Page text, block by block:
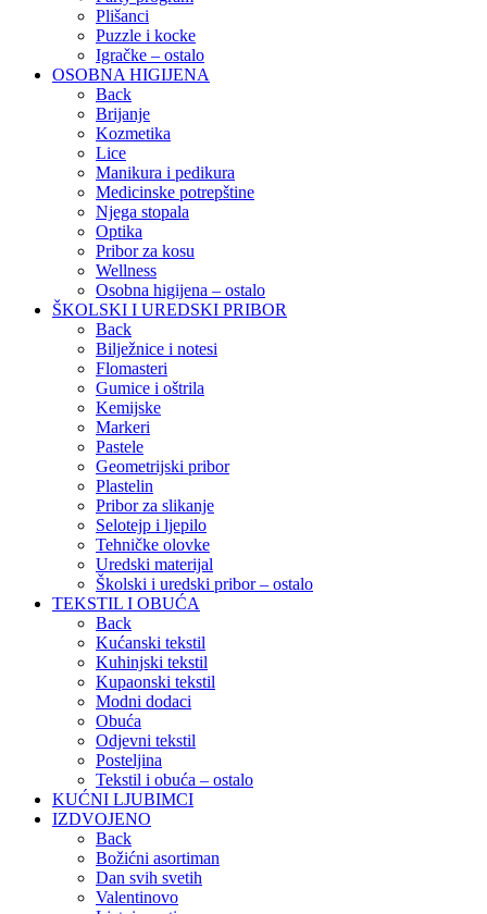
Plišanci
Puzzle i kocke
Igračke – ostalo
OSOBNA HIGIJENA
Back
Brijanje
Kozmetika
Lice
Manikura i pedikura
Medicinske potrepštine
Njega stopala
Optika
Pribor za kosu
Wellness
Osobna higijena – ostalo
ŠKOLSKI I UREDSKI PRIBOR
Back
Bilježnice i notesi
Flomasteri
Gumice i oštrila
Kemijske
Markeri
Pastele
Geometrijski pribor
Plastelin
Pribor za slikanje
Selotejp i ljepilo
Tehničke olovke
Uredski materijal
Školski i uredski pribor – ostalo
TEKSTIL I OBUĆA
Back
Kućanski tekstil
Kuhinjski tekstil
Kupaonski tekstil
Modni dodaci
Obuća
Odjevni tekstil
Posteljina
Tekstil i obuća – ostalo
KUĆNI LJUBIMCI
IZDVOJENO
Back
Božićni asortiman
Dan svih svetih
Valentinovo